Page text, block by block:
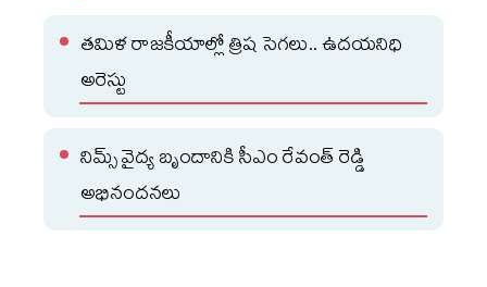
తమిళ రాజకీయాల్లో త్రిష సెగలు.. ఉదయనిధి
అరెస్టు
నిమ్స్ వైద్య బృందానికి సీఎం రేవంత్ రెడ్డి
అభినందనలు